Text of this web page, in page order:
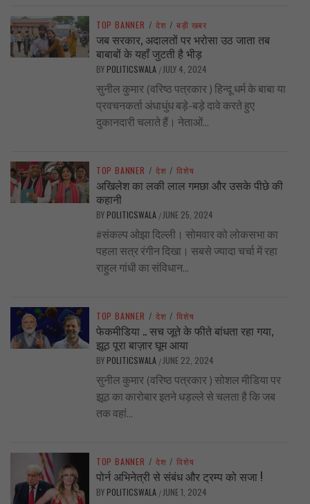
TOP BANNER / देश / बड़ी खबर
जब सरकार, अदालतों पर भरोसा उठ जाता तब
बाबाबों के यहाँ जुटती है भीड़
BY POLITICSWALA / JULY 4, 2024
सुनील कुमार (वरिष्ठ पत्रकार ) हिन्दू धर्म के बाबा या
प्रवचनकर्ता अंधाधुंध बड़े-बड़े दावे करते हुए
दुकानदारी चलाते हैं। नेताओं...
TOP BANNER / देश / विशेष
अखिलेश का लकी लाल गमछा और उसके पीछे की
कहानी
BY POLITICSWALA / JUNE 25, 2024
#संकल्प ओझा दिल्ली। सोमवार को लोकसभा का
पहला सत्र रंगीन दिखा। सबसे ज्यादा चर्चा में रहा
राहुल गांधी का संविधान...
TOP BANNER / देश / विशेष
फेकमीडिया .. सच जूते के फीते बांधता रहा गया,
झूठ पूरा बाज़ार घूम आया
BY POLITICSWALA / JUNE 22, 2024
सुनील कुमार (वरिष्ठ पत्रकार ) सोशल मीडिया पर
झूठ का कारोबार इतने धड़ल्ले से चलता है कि जब
तक वहां...
TOP BANNER / देश / विशेष
पोर्न अभिनेत्री से संबंध और ट्रम्प को सजा !
BY POLITICSWALA / JUNE 1, 2024